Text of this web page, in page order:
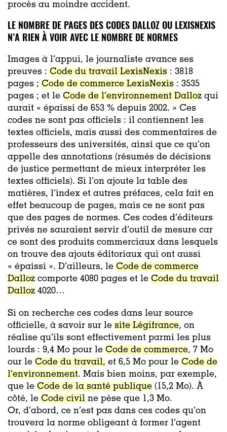
procès au moindre accident.
LE NOMBRE DE PAGES DES CODES DALLOZ OU LEXISNEXIS
N’A RIEN À VOIR AVEC LE NOMBRE DE NORMES
Images à l’appui, le journaliste avance ses
preuves : Code du travail LexisNexis : 3818
pages ; Code de commerce LexisNexis : 3535
pages ; et le Code de l’environnement Dalloz qui
aurait « épaissi de 653 % depuis 2002. » Ces
codes ne sont pas officiels : il contiennent les
textes officiels, mais aussi des commentaires de
professeurs des universités, ainsi que ce qu’on
appelle des annotations (résumés de décisions
de justice permettant de mieux interpréter les
textes officiels). Si l’on ajoute la table des
matières, l’index et autres préfaces, cela fait en
effet beaucoup de pages, mais ce ne sont pas
que des pages de normes. Ces codes d’éditeurs
privés ne sauraient servir d’outil de mesure car
ce sont des produits commerciaux dans lesquels
on trouve des ajouts éditoriaux qui ont aussi
« épaissi ». D’ailleurs, le Code de commerce
Dalloz comporte 4080 pages et le Code du travail
Dalloz 4020…
Si on recherche ces codes dans leur source
officielle, à savoir sur le site Légifrance, on
réalise qu’ils sont effectivement parmi les plus
lourds : 9,4 Mo pour le Code de commerce, 7 Mo
our le Code du travail, et 6,5 Mo pour le Code de
l’environnement. Mais bien moins, par exemple,
que le Code de la santé publique (15,2 Mo). À
côté, le Code civil ne pèse que 1,3 Mo.
Or, d’abord, ce n’est pas dans ces codes qu’on
trouvera la norme obligeant à former l’agent